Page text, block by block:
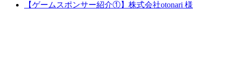
【ゲームスポンサー紹介①】株式会社otonari 様